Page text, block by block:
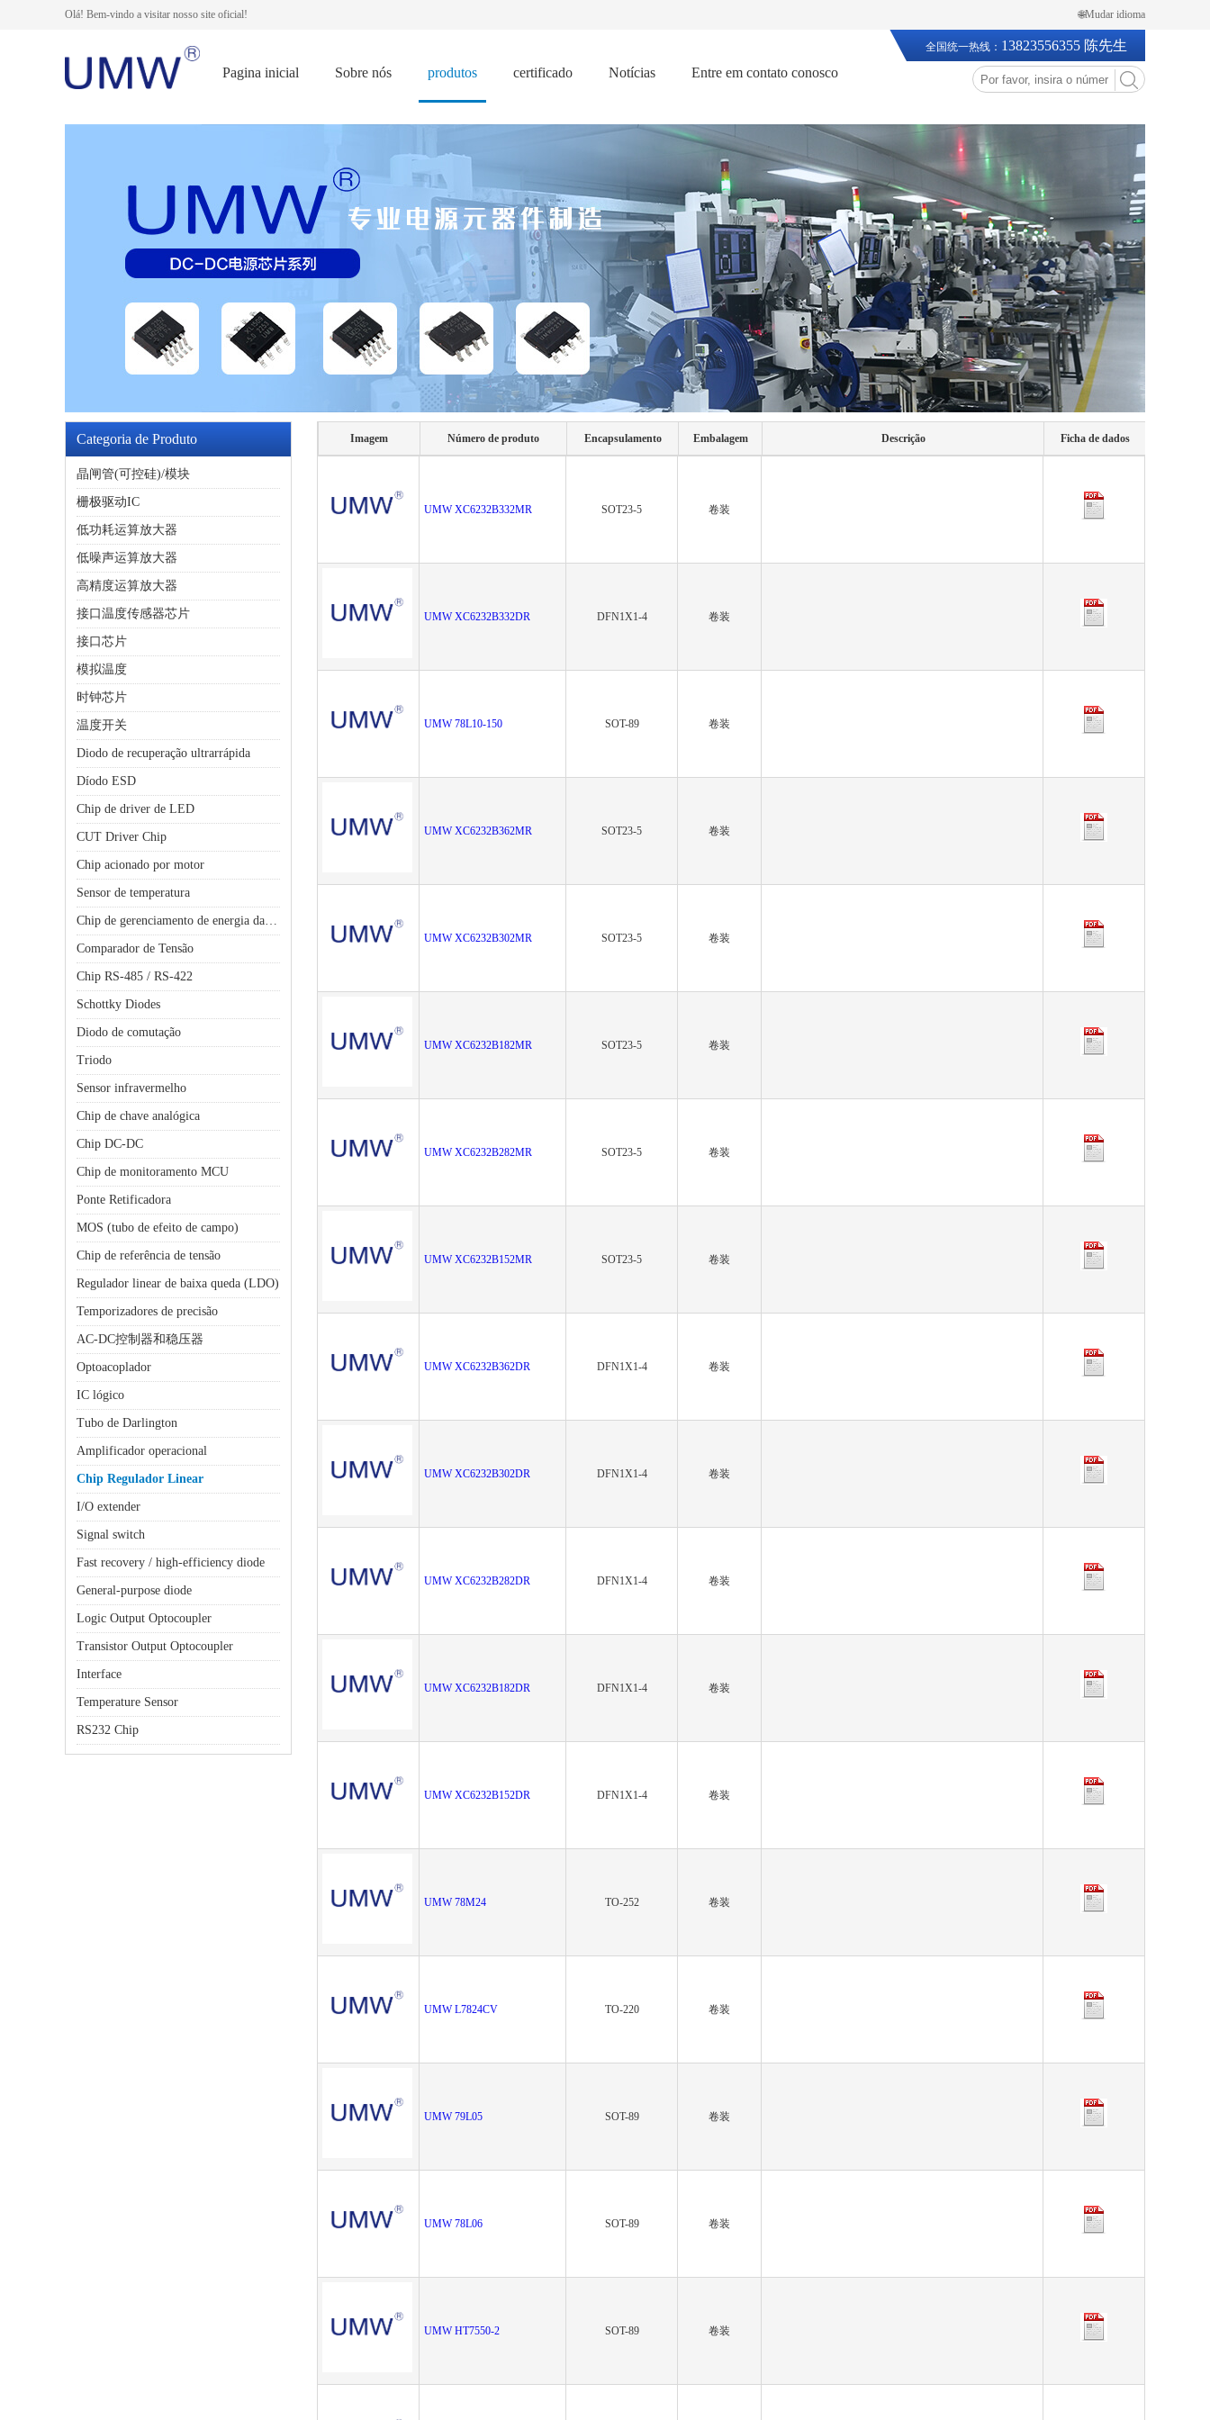
Olá! Bem-vindo a visitar nosso site oficial! 🌐Mudar idioma
Pagina inicial Sobre nós produtos certificado Notícias Entre em contato conosco
全国统一热线： 13823556355 陈先生
Categoria de Produto
晶闸管(可控硅)/模块
栅极驱动IC
低功耗运算放大器
低噪声运算放大器
高精度运算放大器
接口温度传感器芯片
接口芯片
模拟温度
时钟芯片
温度开关
Diodo de recuperação ultrarrápida
Díodo ESD
Chip de driver de LED
CUT Driver Chip
Chip acionado por motor
Sensor de temperatura
Chip de gerenciamento de energia da bateria
Comparador de Tensão
Chip RS-485 / RS-422
Schottky Diodes
Diodo de comutação
Triodo
Sensor infravermelho
Chip de chave analógica
Chip DC-DC
Chip de monitoramento MCU
Ponte Retificadora
MOS (tubo de efeito de campo)
Chip de referência de tensão
Regulador linear de baixa queda (LDO)
Temporizadores de precisão
AC-DC控制器和稳压器
Optoacoplador
IC lógico
Tubo de Darlington
Amplificador operacional
Chip Regulador Linear
I/O extender
Signal switch
Fast recovery / high-efficiency diode
General-purpose diode
Logic Output Optocoupler
Transistor Output Optocoupler
Interface
Temperature Sensor
RS232 Chip
Imagem Número de produto Encapsulamento Embalagem Descrição Ficha de dados
UMW XC6232B332MR SOT23-5 卷装
UMW XC6232B332DR DFN1X1-4 卷装
UMW 78L10-150 SOT-89 卷装
UMW XC6232B362MR SOT23-5 卷装
UMW XC6232B302MR SOT23-5 卷装
UMW XC6232B182MR SOT23-5 卷装
UMW XC6232B282MR SOT23-5 卷装
UMW XC6232B152MR SOT23-5 卷装
UMW XC6232B362DR DFN1X1-4 卷装
UMW XC6232B302DR DFN1X1-4 卷装
UMW XC6232B282DR DFN1X1-4 卷装
UMW XC6232B182DR DFN1X1-4 卷装
UMW XC6232B152DR DFN1X1-4 卷装
UMW 78M24 TO-252 卷装
UMW L7824CV TO-220 卷装
UMW 79L05 SOT-89 卷装
UMW 78L06 SOT-89 卷装
UMW HT7550-2 SOT-89 卷装